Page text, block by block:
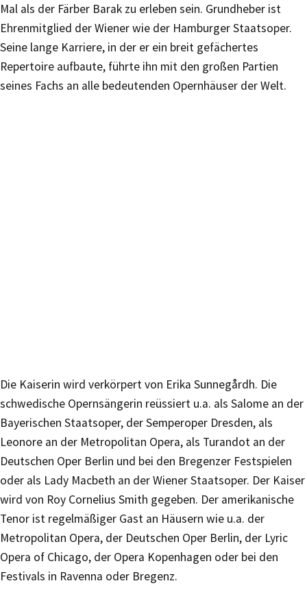
Mal als der Färber Barak zu erleben sein. Grundheber ist
Ehrenmitglied der Wiener wie der Hamburger Staatsoper.
Seine lange Karriere, in der er ein breit gefächertes
Repertoire aufbaute, führte ihn mit den großen Partien
seines Fachs an alle bedeutenden Opernhäuser der Welt.
Die Kaiserin wird verkörpert von Erika Sunnegårdh. Die
schwedische Opernsängerin reüssiert u.a. als Salome an der
Bayerischen Staatsoper, der Semperoper Dresden, als
Leonore an der Metropolitan Opera, als Turandot an der
Deutschen Oper Berlin und bei den Bregenzer Festspielen
oder als Lady Macbeth an der Wiener Staatsoper. Der Kaiser
wird von Roy Cornelius Smith gegeben. Der amerikanische
Tenor ist regelmäßiger Gast an Häusern wie u.a. der
Metropolitan Opera, der Deutschen Oper Berlin, der Lyric
Opera of Chicago, der Opera Kopenhagen oder bei den
Festivals in Ravenna oder Bregenz.